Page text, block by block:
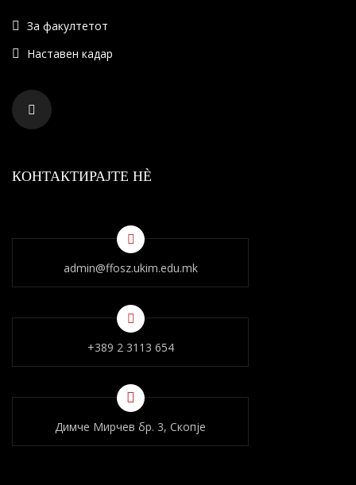
За факултетот
Наставен кадар
КОНТАКТИРАЈТЕ НÈ
admin@ffosz.ukim.edu.mk
+389 2 3113 654
Димче Мирчев бр. 3, Скопје